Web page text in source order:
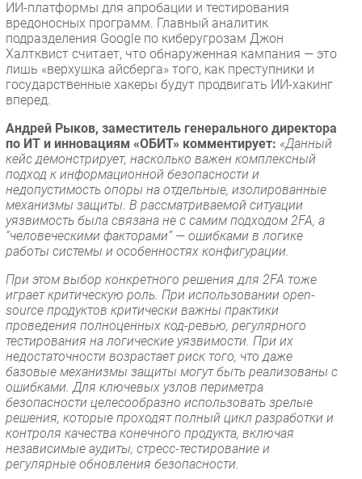
IT класс
Тестовый стенд
Каталог компаний
ИИ-платформы для апробации и тестирования
вредоносных программ. Главный аналитик
подразделения Google по киберугрозам Джон
Халтквист считает, что обнаруженная кампания — это
лишь «верхушка айсберга» того, как преступники и
государственные хакеры будут продвигать ИИ-хакинг
вперед.
Андрей Рыков, заместитель генерального директора
по ИТ и инновациям «ОБИТ» комментирует: «Данный
кейс демонстрирует, насколько важен комплексный
подход к информационной безопасности и
недопустимость опоры на отдельные, изолированные
механизмы защиты. В рассматриваемой ситуации
уязвимость была связана не с самим подходом 2FA, а
“человеческими факторами” — ошибками в логике
работы системы и особенностях конфигурации.
При этом выбор конкретного решения для 2FA тоже
играет критическую роль. При использовании open-
source продуктов критически важны практики
проведения полноценных код-ревью, регулярного
тестирования на логические уязвимости. При их
недостаточности возрастает риск того, что даже
базовые механизмы защиты могут быть реализованы с
ошибками. Для ключевых узлов периметра
безопасности целесообразно использовать зрелые
решения, которые проходят полный цикл разработки и
контроля качества конечного продукта, включая
независимые аудиты, стресс-тестирование и
регулярные обновления безопасности.